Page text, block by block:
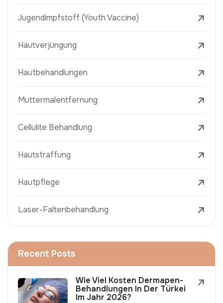
Jugendimpfstoff (Youth Vaccine)
Hautverjüngung
Hautbehandlungen
Muttermalentfernung
Cellulite Behandlung
Hautstraffung
Hautpflege
Laser-Faltenbehandlung
Recent Posts
Wie Viel Kosten Dermapen-
Behandlungen In Der Türkei
Im Jahr 2026?